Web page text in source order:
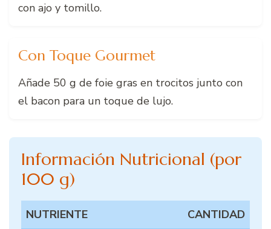
con ajo y tomillo.
Con Toque Gourmet
Añade 50 g de foie gras en trocitos junto con
el bacon para un toque de lujo.
Información Nutricional (por
100 g)
NUTRIENTE
CANTIDAD